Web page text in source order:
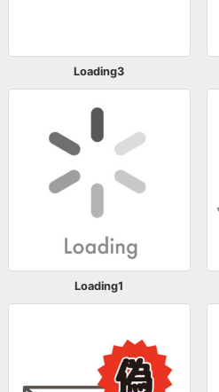
Loading3
Loading1